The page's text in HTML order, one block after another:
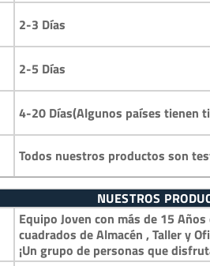
2-3 Días
2-5 Días
4-20 Días(Algunos países tienen
Todos nuestros productos son
NUESTROS
Equipo Joven con más de 15
cuadrados de Almacén , Taller y
¡Un grupo de personas que